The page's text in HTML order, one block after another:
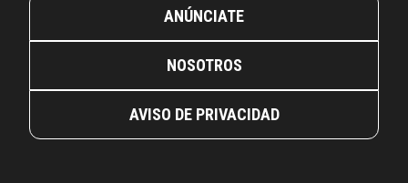
ANÚNCIATE
NOSOTROS
AVISO DE PRIVACIDAD